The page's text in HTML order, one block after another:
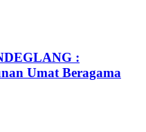
:
Umat Beragama